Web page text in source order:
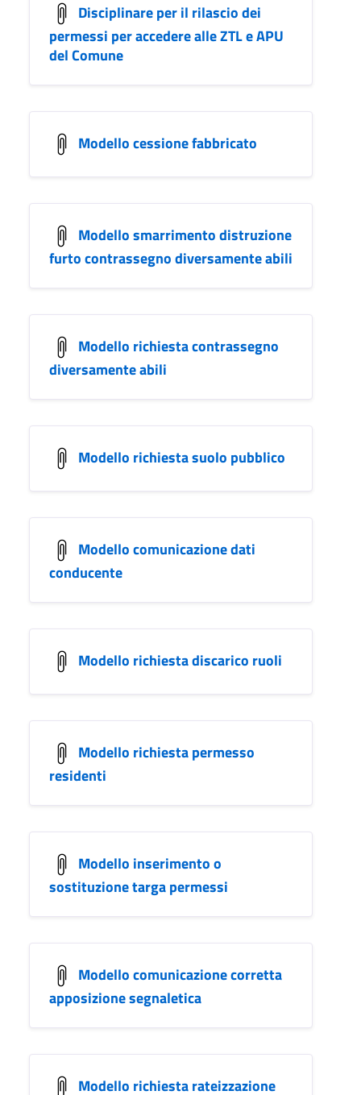
Disciplinare per il rilascio dei
permessi per accedere alle ZTL e APU
del Comune
Modello cessione fabbricato
Modello smarrimento distruzione
furto contrassegno diversamente abili
Modello richiesta contrassegno
diversamente abili
Modello richiesta suolo pubblico
Modello comunicazione dati
conducente
Modello richiesta discarico ruoli
Modello richiesta permesso
residenti
Modello inserimento o
sostituzione targa permessi
Modello comunicazione corretta
apposizione segnaletica
Modello richiesta rateizzazione